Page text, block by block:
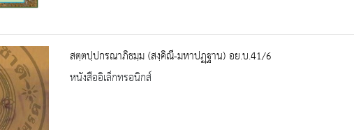
สตฺตปฺปกรณาภิธมฺม (สงฺคิณี-มหาปฏฺฐาน) อย.บ.41/6
หนังสืออิเล็กทรอนิกส์